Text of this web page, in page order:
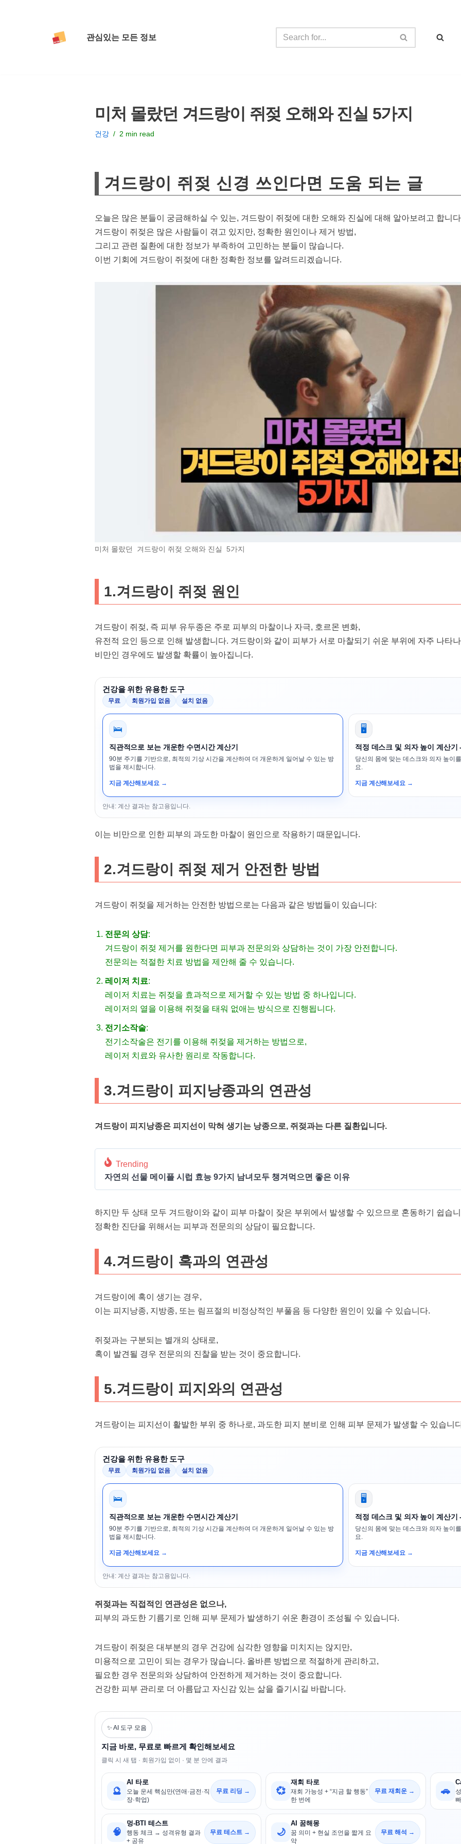
관심있는 모든 정보
미처 몰랐던 겨드랑이 쥐젖 오해와 진실 5가지
건강 2 min read
겨드랑이 쥐젖 신경 쓰인다면 도움 되는 글
오늘은 많은 분들이 궁금해하실 수 있는, 겨드랑이 쥐젖에 대한 오해와 진실에 대해 알아보려고 합니
겨드랑이 쥐젖은 많은 사람들이 겪고 있지만, 정확한 원인이나 제거 방법,
그리고 관련 질환에 대한 정보가 부족하여 고민하는 분들이 많습니다.
이번 기회에 겨드랑이 쥐젖에 대한 정확한 정보를 알려드리겠습니다.
미처 몰랐던 겨드랑이 쥐젖 오해와 진실 5가지
1.겨드랑이 쥐젖 원인
겨드랑이 쥐젖, 즉 피부 유두종은 주로 피부의 마찰이나 자극, 호르몬 변화,
유전적 요인 등으로 인해 발생합니다. 겨드랑이와 같이 피부가 서로 마찰되기 쉬운 부위에 자주 나타
비만인 경우에도 발생할 확률이 높아집니다.
건강을 위한 유용한 도구
무료 회원가입 없음 설치 없음
🛌
직관적으로 보는 개운한 수면시간 계산기
90분 주기를 기반으로, 최적의 기상 시간을 계산하여 더 개운하게 일어날 수 있는 방
법을 제시합니다.
지금 계산해보세요 →
🖥️
적정 데스크 및 의자 높이 계산
당신의 몸에 맞는 데스크와 의자 높이
요.
지금 계산해보세요 →
안내: 계산 결과는 참고용입니다.
이는 비만으로 인한 피부의 과도한 마찰이 원인으로 작용하기 때문입니다.
2.겨드랑이 쥐젖 제거 안전한 방법
겨드랑이 쥐젖을 제거하는 안전한 방법으로는 다음과 같은 방법들이 있습니다:
전문의 상담:
겨드랑이 쥐젖 제거를 원한다면 피부과 전문의와 상담하는 것이 가장 안전합니다.
전문의는 적절한 치료 방법을 제안해 줄 수 있습니다.
레이저 치료:
레이저 치료는 쥐젖을 효과적으로 제거할 수 있는 방법 중 하나입니다.
레이저의 열을 이용해 쥐젖을 태워 없애는 방식으로 진행됩니다.
전기소작술:
전기소작술은 전기를 이용해 쥐젖을 제거하는 방법으로,
레이저 치료와 유사한 원리로 작동합니다.
3.겨드랑이 피지낭종과의 연관성
겨드랑이 피지낭종은 피지선이 막혀 생기는 낭종으로, 쥐젖과는 다른 질환입니다.
Trending
자연의 선물 메이플 시럽 효능 9가지 남녀모두 챙겨먹으면 좋은 이유
하지만 두 상태 모두 겨드랑이와 같이 피부 마찰이 잦은 부위에서 발생할 수 있으므로 혼동하기 쉽습
정확한 진단을 위해서는 피부과 전문의의 상담이 필요합니다.
4.겨드랑이 혹과의 연관성
겨드랑이에 혹이 생기는 경우,
이는 피지낭종, 지방종, 또는 림프절의 비정상적인 부풀음 등 다양한 원인이 있을 수 있습니다.
쥐젖과는 구분되는 별개의 상태로,
혹이 발견될 경우 전문의의 진찰을 받는 것이 중요합니다.
5.겨드랑이 피지와의 연관성
겨드랑이는 피지선이 활발한 부위 중 하나로, 과도한 피지 분비로 인해 피부 문제가 발생할 수 있습니
건강을 위한 유용한 도구
무료 회원가입 없음 설치 없음
🛌
직관적으로 보는 개운한 수면시간 계산기
90분 주기를 기반으로, 최적의 기상 시간을 계산하여 더 개운하게 일어날 수 있는 방
법을 제시합니다.
지금 계산해보세요 →
🖥️
적정 데스크 및 의자 높이 계산
당신의 몸에 맞는 데스크와 의자 높이
요.
지금 계산해보세요 →
안내: 계산 결과는 참고용입니다.
쥐젖과는 직접적인 연관성은 없으나,
피부의 과도한 기름기로 인해 피부 문제가 발생하기 쉬운 환경이 조성될 수 있습니다.
겨드랑이 쥐젖은 대부분의 경우 건강에 심각한 영향을 미치지는 않지만,
미용적으로 고민이 되는 경우가 많습니다. 올바른 방법으로 적절하게 관리하고,
필요한 경우 전문의와 상담하여 안전하게 제거하는 것이 중요합니다.
건강한 피부 관리로 더 아름답고 자신감 있는 삶을 즐기시길 바랍니다.
✨ AI 도구 모음
지금 바로, 무료로 빠르게 확인해보세요
클릭 시 새 탭 · 회원가입 없이 · 몇 분 안에 결과
🔮
AI 타로
오늘 운세 핵심만(연애·금전·직
장·학업)
무료 리딩 → 💞
재회 타로
재회 가능성 + “지금 할 행동”
한 번에
무료 재회운 → 🚗
🧠
멍-BTI 테스트
행동 체크 → 성격유형 결과
+ 공유
무료 테스트 → 🌙
AI 꿈해몽
꿈 의미 + 현실 조언을 짧게 요
약
무료 해석 →